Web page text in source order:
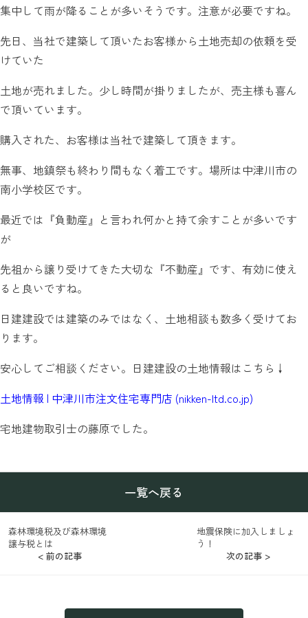
集中して雨が降ることが多いそうです。注意が必要ですね。
先日、当社で建築して頂いたお客様から土地売却の依頼を受
けていた
土地が売れました。少し時間が掛りましたが、売主様も喜ん
で頂いています。
購入された、お客様は当社で建築して頂きます。
無事、地鎮祭も終わり間もなく着工です。場所は中津川市の
南小学校区です。
最近では『負動産』と言われ何かと持て余すことが多いです
が
先祖から譲り受けてきた大切な『不動産』です、有効に使え
ると良いですね。
日建建設では建築のみではなく、土地相談も数多く受けてお
ります。
安心してご相談ください。日建建設の土地情報はこちら↓
土地情報 | 中津川市注文住宅専門店 (nikken-ltd.co.jp)
宅地建物取引士の藤原でした。
< 前の記事
森林環境税及び森林環境
譲与税とは
一覧へ戻る
地震保険に加入しましょ
う！
次の記事 >